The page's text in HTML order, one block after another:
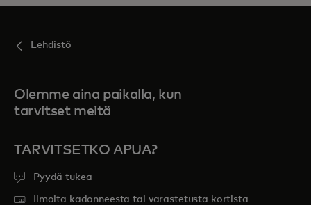
Lehdistö
Olemme aina paikalla, kun
tarvitset meitä
TARVITSETKO APUA?
Pyydä tukea
Ilmoita kadonneesta tai varastetusta kortista